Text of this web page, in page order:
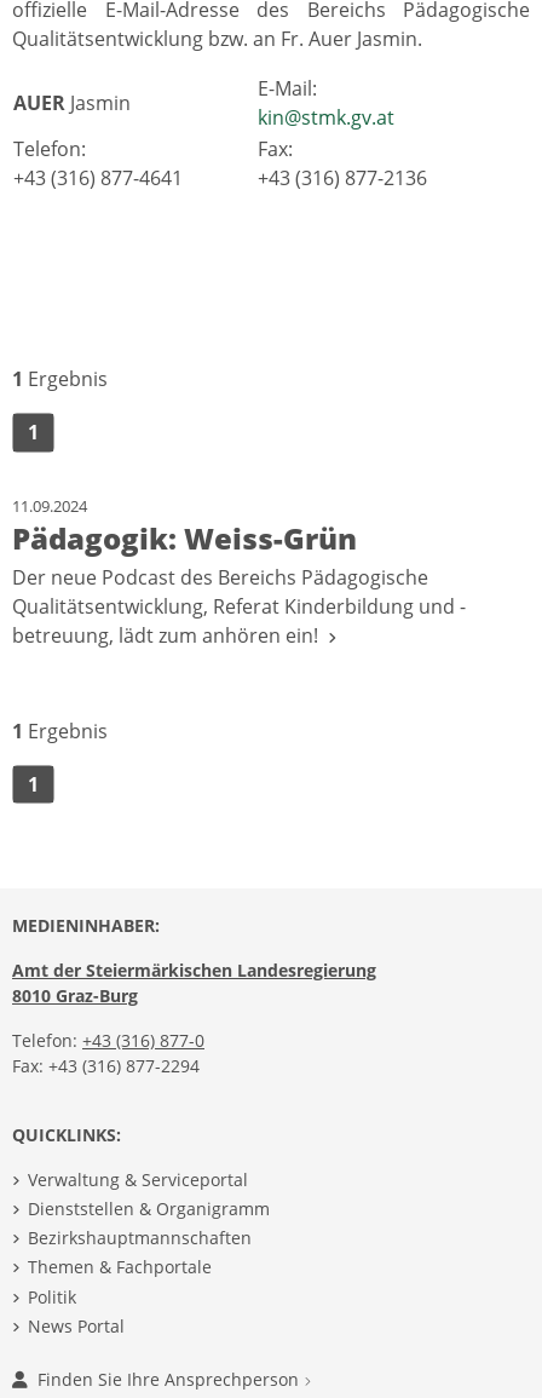
offizielle E-Mail-Adresse des Bereichs Pädagogische
Qualitätsentwicklung bzw. an Fr. Auer Jasmin.
AUER Jasmin
E-Mail:
kin@stmk.gv.at
Telefon:
+43 (316) 877-4641
Fax:
+43 (316) 877-2136
1 Ergebnis
1
11.09.2024
Pädagogik: Weiss-Grün
Der neue Podcast des Bereichs Pädagogische
Qualitätsentwicklung, Referat Kinderbildung und -
betreuung, lädt zum anhören ein!
1 Ergebnis
1
MEDIENINHABER:
Amt der Steiermärkischen Landesregierung
8010 Graz-Burg
Telefon: +43 (316) 877-0
Fax: +43 (316) 877-2294
QUICKLINKS:
Verwaltung & Serviceportal
Dienststellen & Organigramm
Bezirkshauptmannschaften
Themen & Fachportale
Politik
News Portal
Finden Sie Ihre Ansprechperson